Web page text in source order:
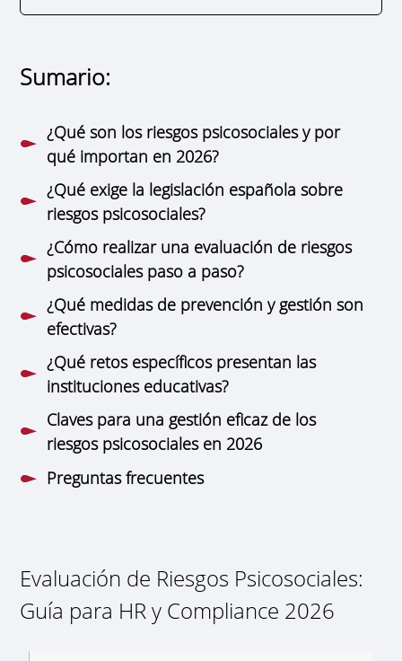
Sumario:
¿Qué son los riesgos psicosociales y por
qué importan en 2026?
¿Qué exige la legislación española sobre
riesgos psicosociales?
¿Cómo realizar una evaluación de riesgos
psicosociales paso a paso?
¿Qué medidas de prevención y gestión son
efectivas?
¿Qué retos específicos presentan las
instituciones educativas?
Claves para una gestión eficaz de los
riesgos psicosociales en 2026
Preguntas frecuentes
Evaluación de Riesgos Psicosociales:
Guía para HR y Compliance 2026